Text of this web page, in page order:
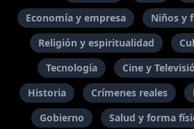
Economía y empresa
Niños y
Religión y espiritualidad
Tecnología
Cine y
Historia
Crímenes reales
Gobierno
Salud y forma